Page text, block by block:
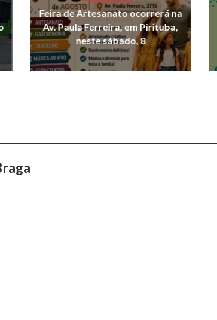
Feira de Artesanato ocorrerá na
Av. Paula Ferreira, em Pirituba,
neste sábado, 8